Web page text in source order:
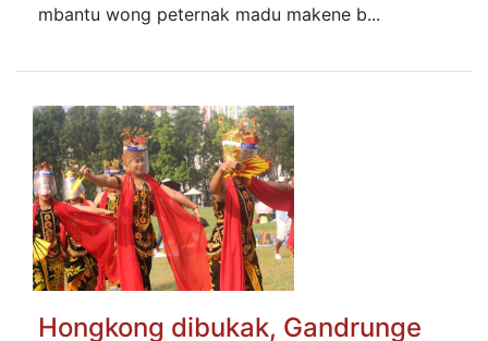
mbantu wong peternak madu makene b...
Hongkong dibukak, Gandrunge